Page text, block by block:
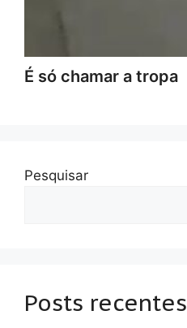
É só chamar a tropa
Pesquisar
Posts recentes